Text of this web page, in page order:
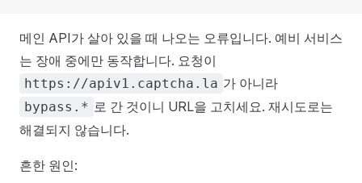
메인 API가 살아 있을 때 나오는 오류입니다. 예비 서비스
는 장애 중에만 동작합니다. 요청이
https://apiv1.captcha.la 가 아니라
bypass.* 로 간 것이니 URL을 고치세요. 재시도로는
해결되지 않습니다.
흔한 원인: